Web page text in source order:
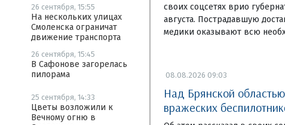
26 сентября, 15:55
На нескольких улицах
Смоленска ограничат
движение транспорта
26 сентября, 15:45
В Сафонове загорелась
пилорама
25 сентября, 14:33
Цветы возложили к
Вечному огню в
своих соцсетях врио
августа. Пострадавшую
медики оказывают всю
08.08.2026 09:03
Над Брянской
вражеских